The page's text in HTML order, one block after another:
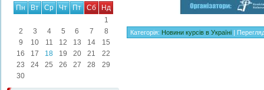
Пн
Вт Ср Чт Пт Сб
Нд
1
2
3 4 5 6 7
8
9
10 11 12 13 14
15
16
17 18 19 20 21
22
23
24 25 26 27 28
29
30
Категорія: Новини курсів в Україні |